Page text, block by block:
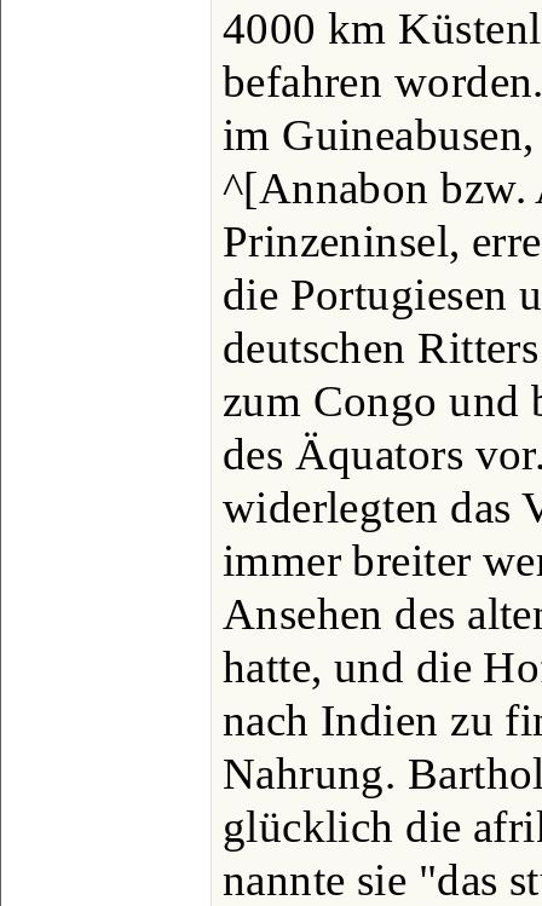
4000 km
befahren
im
^[Annabon
Prinzeninsel,
die Portugiesen
deutschen
zum Congo und
des Äquators
widerlegten das
immer breiter
Ansehen des
hatte, und die
nach Indien zu
Nahrung.
glücklich die
nannte sie "das